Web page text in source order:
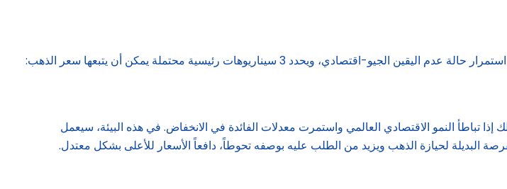
تباطأ النمو الاقتصادي العالمي واستمرت معدلات الفائدة في الانخفاض. في هذه البيئة، سيعمل
البديلة لحيازة الذهب ويزيد من الطلب عليه بوصفه تحوطاً، دافعاً الأسعار للأعلى بشكل معتدل.